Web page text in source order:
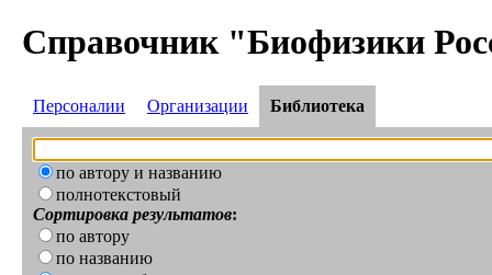
Справочник "Биофизики
Персоналии Организации Библиотека
по автору и названию
полнотекстовый
Сортировка результатов:
по автору
по названию